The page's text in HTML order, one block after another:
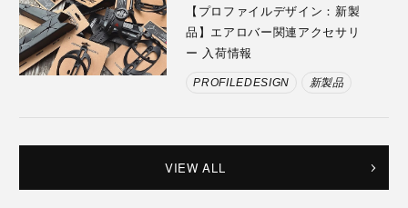
【プロファイルデザイン：新製
品】エアロバー関連アクセサリ
ー 入荷情報
PROFILEDESIGN 新製品
VIEW ALL